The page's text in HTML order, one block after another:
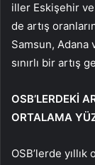
iller Eskişehir
de artış
Samsun, Adana
sınırlı bir artış
OSB’LERDEKİ
ORTALAMA
OSB’lerde